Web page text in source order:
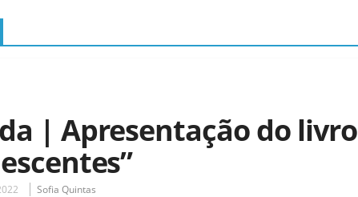
| Apresentação do livro
Sofia Quintas